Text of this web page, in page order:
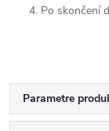
Po skončení
Parametre